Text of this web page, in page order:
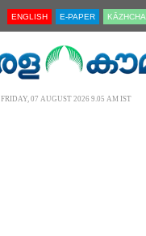
ENGLISH E-PAPER KĀZHCHA
FRIDAY, 07 AUGUST 2026 9.05 AM IST